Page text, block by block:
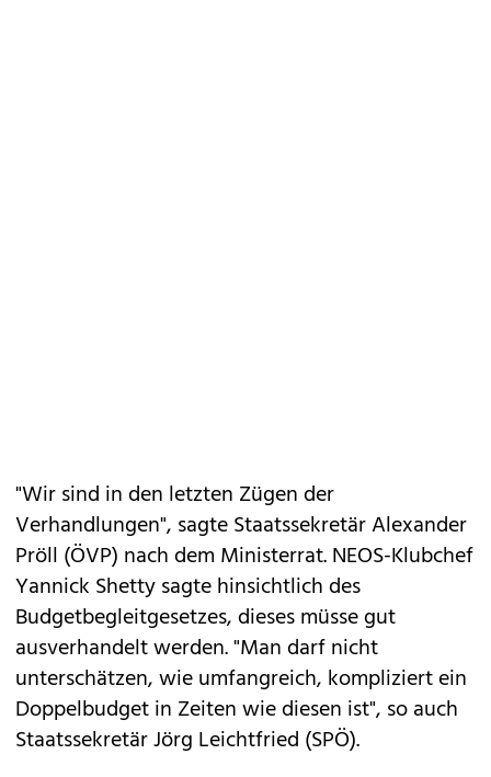
"Wir sind in den letzten Zügen der
Verhandlungen", sagte Staatssekretär Alexander
Pröll (ÖVP) nach dem Ministerrat. NEOS-Klubchef
Yannick Shetty sagte hinsichtlich des
Budgetbegleitgesetzes, dieses müsse gut
ausverhandelt werden. "Man darf nicht
unterschätzen, wie umfangreich, kompliziert ein
Doppelbudget in Zeiten wie diesen ist", so auch
Staatssekretär Jörg Leichtfried (SPÖ).